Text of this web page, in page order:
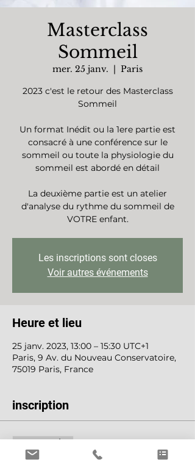
Masterclass
Sommeil
mer. 25 janv.
  |
Paris
2023 c'est le retour des Masterclass
Sommeil
Un format Inédit ou la 1ere partie est
consacré à une conférence sur le
sommeil ou toute la physiologie du
sommeil est abordé en détail
La deuxième partie est un atelier
d'analyse du rythme du sommeil de
VOTRE enfant.
Les inscriptions sont closes
Voir autres événements
Heure et lieu
25 janv. 2023, 13:00 – 15:30 UTC+1
Paris, 9 Av. du Nouveau Conservatoire,
75019 Paris, France
inscription
Vente expirée
Type de billet